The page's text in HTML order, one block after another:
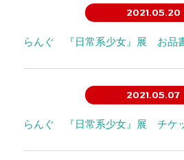
2021.05.20
らんぐ 『日常系少女』展 お品
2021.05.07
らんぐ 『日常系少女』展 チケ